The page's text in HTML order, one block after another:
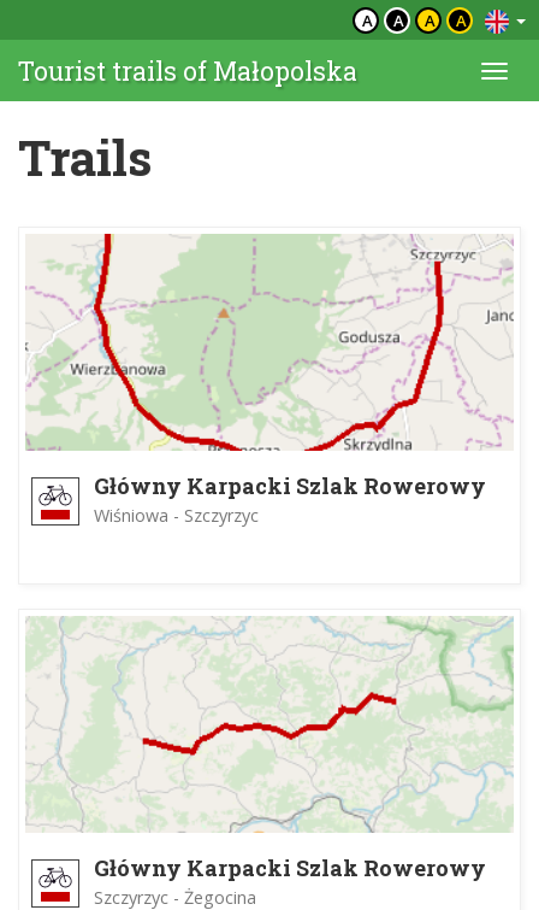
A A A A
Tourist trails of Małopolska
Trails
Główny Karpacki Szlak Rowerowy
Wiśniowa - Szczyrzyc
Główny Karpacki Szlak Rowerowy
Szczyrzyc - Żegocina